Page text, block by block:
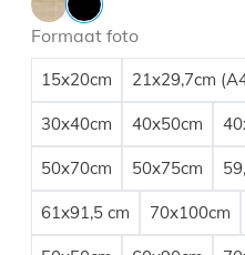
Formaat foto
15x20cm 21x29,7cm
30x40cm 40x50cm
50x70cm 50x75cm
61x91,5 cm 70x100cm